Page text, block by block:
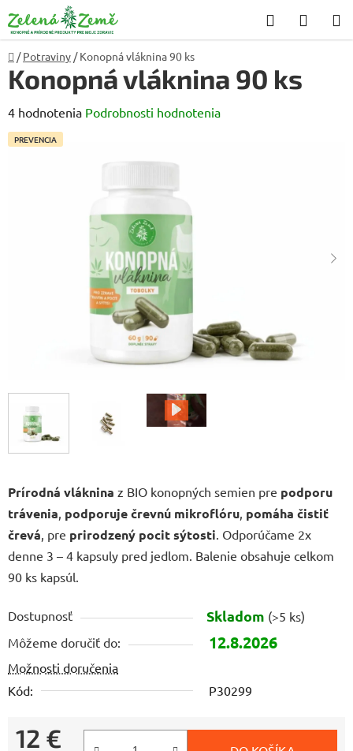
na
obsah
Hľadať
KOŠÍK
Domov
/ Potraviny / Konopná vláknina 90 ks
Prírodná vláknina z BIO konopných semien pre podporu
trávenia, podporuje črevnú mikroflóru, pomáha čistiť
črevá, pre prirodzený pocit sýtosti. Odporúčame 2x
denne 3 – 4 kapsuly pred jedlom. Balenie obsahuje celkom
90 ks kapsúl.
Dostupnosť Skladom (>5 ks)
Môžeme doručiť do:
12.8.2026
Možnosti doručenia
Kód:
P30299
12 €
Konopná vláknina 90 ks
Priemerné
hodnotenie
4 hodnotenia Podrobnosti hodnotenia
PREVENCIA